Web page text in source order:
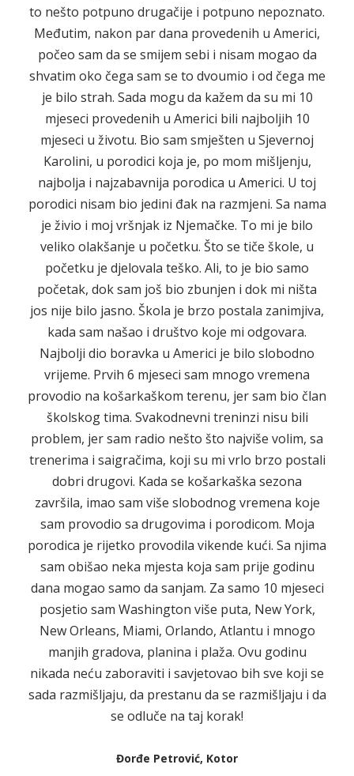
to nešto potpuno drugačije i potpuno nepoznato.
Međutim, nakon par dana provedenih u Americi,
počeo sam da se smijem sebi i nisam mogao da
shvatim oko čega sam se to dvoumio i od čega me
je bilo strah. Sada mogu da kažem da su mi 10
mjeseci provedenih u Americi bili najboljih 10
mjeseci u životu. Bio sam smješten u Sjevernoj
Karolini, u porodici koja je, po mom mišljenju,
najbolja i najzabavnija porodica u Americi. U toj
porodici nisam bio jedini đak na razmjeni. Sa nama
je živio i moj vršnjak iz Njemačke. To mi je bilo
veliko olakšanje u početku. Što se tiče škole, u
početku je djelovala teško. Ali, to je bio samo
početak, dok sam još bio zbunjen i dok mi ništa
jos nije bilo jasno. Škola je brzo postala zanimjiva,
kada sam našao i društvo koje mi odgovara.
Najbolji dio boravka u Americi je bilo slobodno
vrijeme. Prvih 6 mjeseci sam mnogo vremena
provodio na košarkaškom terenu, jer sam bio član
školskog tima. Svakodnevni treninzi nisu bili
problem, jer sam radio nešto što najviše volim, sa
trenerima i saigračima, koji su mi vrlo brzo postali
dobri drugovi. Kada se košarkaška sezona
završila, imao sam više slobodnog vremena koje
sam provodio sa drugovima i porodicom. Moja
porodica je rijetko provodila vikende kući. Sa njima
sam obišao neka mjesta koja sam prije godinu
dana mogao samo da sanjam. Za samo 10 mjeseci
posjetio sam Washington više puta, New York,
New Orleans, Miami, Orlando, Atlantu i mnogo
manjih gradova, planina i plaža. Ovu godinu
nikada neću zaboraviti i savjetovao bih sve koji se
sada razmišljaju, da prestanu da se razmišljaju i da
se odluče na taj korak!
Đorđe Petrović, Kotor